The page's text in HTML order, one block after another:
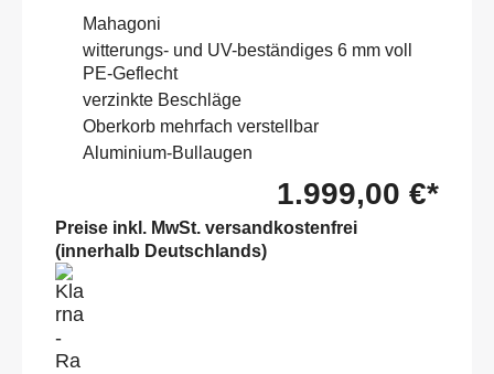
Mahagoni
witterungs- und UV-beständiges 6 mm voll
PE-Geflecht
verzinkte Beschläge
Oberkorb mehrfach verstellbar
Aluminium-Bullaugen
1.999,00 €*
Preise inkl. MwSt. versandkostenfrei
(innerhalb Deutschlands)